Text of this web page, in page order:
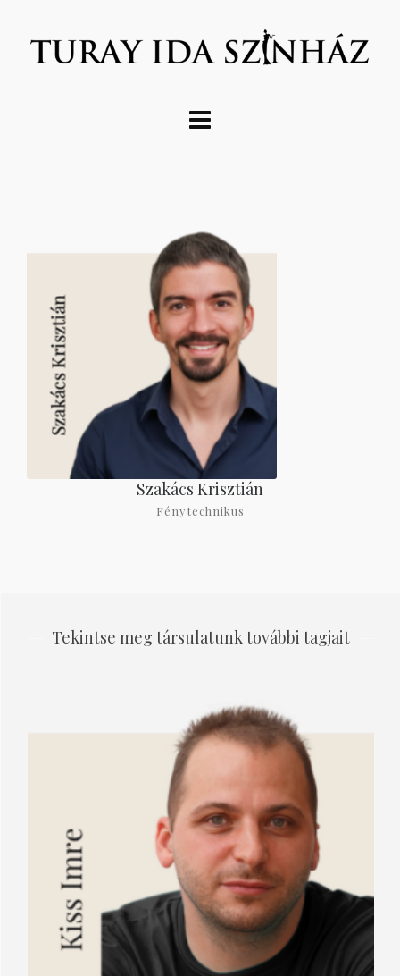
Szakács Krisztián
Fénytechnikus
Tekintse meg társulatunk további tagjait